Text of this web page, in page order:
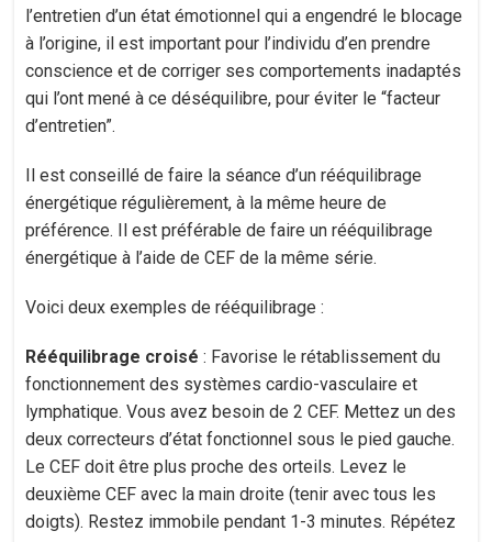
l’entretien d’un état émotionnel qui a engendré le blocage
à l’origine, il est important pour l’individu d’en prendre
conscience et de corriger ses comportements inadaptés
qui l’ont mené à ce déséquilibre, pour éviter le “facteur
d’entretien”.
Il est conseillé de faire la séance d’un rééquilibrage
énergétique régulièrement, à la même heure de
préférence. Il est préférable de faire un rééquilibrage
énergétique à l’aide de CEF de la même série.
Voici deux exemples de rééquilibrage :
Rééquilibrage croisé : Favorise le rétablissement du
fonctionnement des systèmes cardio-vasculaire et
lymphatique. Vous avez besoin de 2 CEF. Mettez un des
deux correcteurs d’état fonctionnel sous le pied gauche.
Le CEF doit être plus proche des orteils. Levez le
deuxième CEF avec la main droite (tenir avec tous les
doigts). Restez immobile pendant 1-3 minutes. Répétez